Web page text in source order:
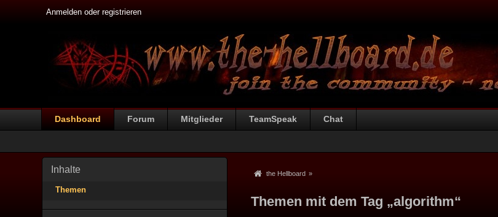
Anmelden oder registrieren
Dashboard Forum Mitglieder TeamSpeak Chat
Inhalte
Themen
the Hellboard »
Themen mit dem Tag „algorithm“